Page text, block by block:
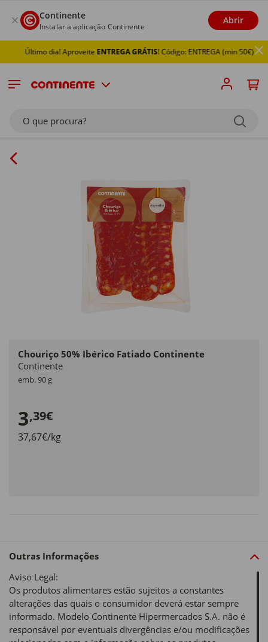
Continente
Instalar a aplicação Continente
Abrir
Último dia! AproveiteENTREGA GRÁTIS! Código: ENTREGA (min 50€)
O que procura?
Chouriço 50% Ibérico Fatiado Continente
Continente
emb. 90 g
3,39€
37,67€/kg
Outras Informações
Aviso Legal:
Os produtos alimentares estão sujeitos a constantes
alterações das quais o consumidor deverá estar sempre
informado. Modelo Continente Hipermercados S.A. não é
responsável por eventuais divergências e/ou modificações